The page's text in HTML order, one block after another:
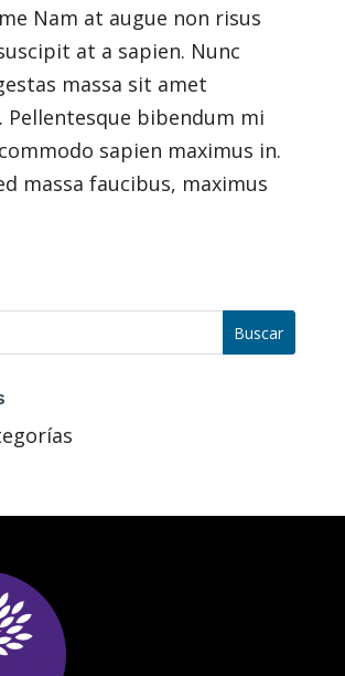
Nam at augue non risus
at a sapien. Nunc
massa sit amet
Pellentesque bibendum mi
sapien maximus in.
massa faucibus, maximus